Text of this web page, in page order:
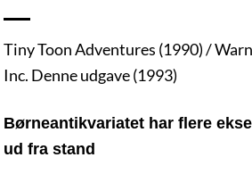
Tiny Toon Adventures (1990) /
Inc. Denne udgave (1993)
Børneantikvariatet har flere
ud fra stand